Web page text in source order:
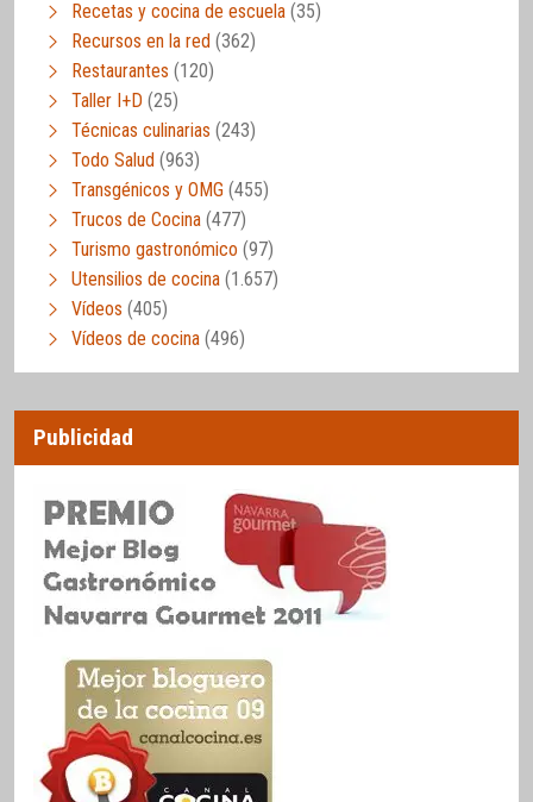
Recetas y cocina de escuela (35)
Recursos en la red (362)
Restaurantes (120)
Taller I+D (25)
Técnicas culinarias (243)
Todo Salud (963)
Transgénicos y OMG (455)
Trucos de Cocina (477)
Turismo gastronómico (97)
Utensilios de cocina (1.657)
Vídeos (405)
Vídeos de cocina (496)
Publicidad